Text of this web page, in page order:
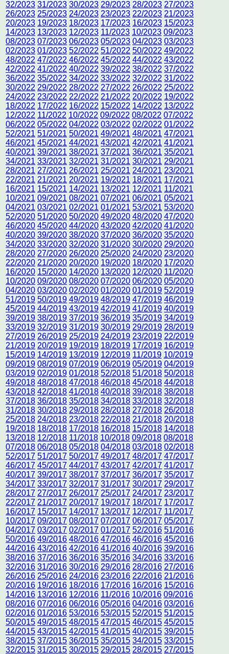
32/2023 31/2023 30/2023 29/2023 28/2023 27/2023
26/2023 25/2023 24/2023 23/2023 22/2023 21/2023
20/2023 19/2023 18/2023 17/2023 16/2023 15/2023
14/2023 13/2023 12/2023 11/2023 10/2023 09/2023
08/2023 07/2023 06/2023 05/2023 04/2023 03/2023
02/2023 01/2023 52/2022 51/2022 50/2022 49/2022
48/2022 47/2022 46/2022 45/2022 44/2022 43/2022
42/2022 41/2022 40/2022 39/2022 38/2022 37/2022
36/2022 35/2022 34/2022 33/2022 32/2022 31/2022
30/2022 29/2022 28/2022 27/2022 26/2022 25/2022
24/2022 23/2022 22/2022 21/2022 20/2022 19/2022
18/2022 17/2022 16/2022 15/2022 14/2022 13/2022
12/2022 11/2022 10/2022 09/2022 08/2022 07/2022
06/2022 05/2022 04/2022 03/2022 02/2022 01/2022
52/2021 51/2021 50/2021 49/2021 48/2021 47/2021
46/2021 45/2021 44/2021 43/2021 42/2021 41/2021
40/2021 39/2021 38/2021 37/2021 36/2021 35/2021
34/2021 33/2021 32/2021 31/2021 30/2021 29/2021
28/2021 27/2021 26/2021 25/2021 24/2021 23/2021
22/2021 21/2021 20/2021 19/2021 18/2021 17/2021
16/2021 15/2021 14/2021 13/2021 12/2021 11/2021
10/2021 09/2021 08/2021 07/2021 06/2021 05/2021
04/2021 03/2021 02/2021 01/2021 53/2021 53/2020
52/2020 51/2020 50/2020 49/2020 48/2020 47/2020
46/2020 45/2020 44/2020 43/2020 42/2020 41/2020
40/2020 39/2020 38/2020 37/2020 36/2020 35/2020
34/2020 33/2020 32/2020 31/2020 30/2020 29/2020
28/2020 27/2020 26/2020 25/2020 24/2020 23/2020
22/2020 21/2020 20/2020 19/2020 18/2020 17/2020
16/2020 15/2020 14/2020 13/2020 12/2020 11/2020
10/2020 09/2020 08/2020 07/2020 06/2020 05/2020
04/2020 03/2020 02/2020 01/2020 01/2019 52/2019
51/2019 50/2019 49/2019 48/2019 47/2019 46/2019
45/2019 44/2019 43/2019 42/2019 41/2019 40/2019
39/2019 38/2019 37/2019 36/2019 35/2019 34/2019
33/2019 32/2019 31/2019 30/2019 29/2019 28/2019
27/2019 26/2019 25/2019 24/2019 23/2019 22/2019
21/2019 20/2019 19/2019 18/2019 17/2019 16/2019
15/2019 14/2019 13/2019 12/2019 11/2019 10/2019
09/2019 08/2019 07/2019 06/2019 05/2019 04/2019
03/2019 02/2019 01/2018 52/2018 51/2018 50/2018
49/2018 48/2018 47/2018 46/2018 45/2018 44/2018
43/2018 42/2018 41/2018 40/2018 39/2018 38/2018
37/2018 36/2018 35/2018 34/2018 33/2018 32/2018
31/2018 30/2018 29/2018 28/2018 27/2018 26/2018
25/2018 24/2018 23/2018 22/2018 21/2018 20/2018
19/2018 18/2018 17/2018 16/2018 15/2018 14/2018
13/2018 12/2018 11/2018 10/2018 09/2018 08/2018
07/2018 06/2018 05/2018 04/2018 03/2018 02/2018
52/2017 51/2017 50/2017 49/2017 48/2017 47/2017
46/2017 45/2017 44/2017 43/2017 42/2017 41/2017
40/2017 39/2017 38/2017 37/2017 36/2017 35/2017
34/2017 33/2017 32/2017 31/2017 30/2017 29/2017
28/2017 27/2017 26/2017 25/2017 24/2017 23/2017
22/2017 21/2017 20/2017 19/2017 18/2017 17/2017
16/2017 15/2017 14/2017 13/2017 12/2017 11/2017
10/2017 09/2017 08/2017 07/2017 06/2017 05/2017
04/2017 03/2017 02/2017 01/2017 52/2016 51/2016
50/2016 49/2016 48/2016 47/2016 46/2016 45/2016
44/2016 43/2016 42/2016 41/2016 40/2016 39/2016
38/2016 37/2016 36/2016 35/2016 34/2016 33/2016
32/2016 31/2016 30/2016 29/2016 28/2016 27/2016
26/2016 25/2016 24/2016 23/2016 22/2016 21/2016
20/2016 19/2016 18/2016 17/2016 16/2016 15/2016
14/2016 13/2016 12/2016 11/2016 10/2016 09/2016
08/2016 07/2016 06/2016 05/2016 04/2016 03/2016
02/2016 01/2016 53/2016 53/2015 52/2015 51/2015
50/2015 49/2015 48/2015 47/2015 46/2015 45/2015
44/2015 43/2015 42/2015 41/2015 40/2015 39/2015
38/2015 37/2015 36/2015 35/2015 34/2015 33/2015
32/2015 31/2015 30/2015 29/2015 28/2015 27/2015